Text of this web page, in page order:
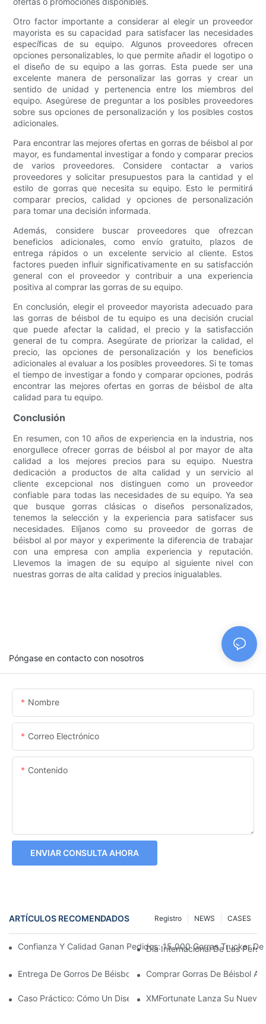
Otro factor importante a considerar al elegir un proveedor
mayorista es su capacidad para satisfacer las necesidades
específicas de su equipo. Algunos proveedores ofrecen
opciones personalizables, lo que permite añadir el logotipo o
el diseño de su equipo a las gorras. Esta puede ser una
excelente manera de personalizar las gorras y crear un
sentido de unidad y pertenencia entre los miembros del
equipo. Asegúrese de preguntar a los posibles proveedores
sobre sus opciones de personalización y los posibles costos
adicionales.
Para encontrar las mejores ofertas en gorras de béisbol al por
mayor, es fundamental investigar a fondo y comparar precios
de varios proveedores. Considere contactar a varios
proveedores y solicitar presupuestos para la cantidad y el
estilo de gorras que necesita su equipo. Esto le permitirá
comparar precios, calidad y opciones de personalización
para tomar una decisión informada.
Además, considere buscar proveedores que ofrezcan
beneficios adicionales, como envío gratuito, plazos de
entrega rápidos o un excelente servicio al cliente. Estos
factores pueden influir significativamente en su satisfacción
general con el proveedor y contribuir a una experiencia
positiva al comprar las gorras de su equipo.
En conclusión, elegir el proveedor mayorista adecuado para
las gorras de béisbol de tu equipo es una decisión crucial
que puede afectar la calidad, el precio y la satisfacción
general de tu compra. Asegúrate de priorizar la calidad, el
precio, las opciones de personalización y los beneficios
adicionales al evaluar a los posibles proveedores. Si te tomas
el tiempo de investigar a fondo y comparar opciones, podrás
encontrar las mejores ofertas en gorras de béisbol de alta
calidad para tu equipo.
Conclusión
En resumen, con 10 años de experiencia en la industria, nos
enorgullece ofrecer gorras de béisbol al por mayor de alta
calidad a los mejores precios para su equipo. Nuestra
dedicación a productos de alta calidad y un servicio al
cliente excepcional nos distinguen como un proveedor
confiable para todas las necesidades de su equipo. Ya sea
que busque gorras clásicas o diseños personalizados,
tenemos la selección y la experiencia para satisfacer sus
necesidades. Elíjanos como su proveedor de gorras de
béisbol al por mayor y experimente la diferencia de trabajar
con una empresa con amplia experiencia y reputación.
Llevemos la imagen de su equipo al siguiente nivel con
nuestras gorras de alta calidad y precios inigualables.
Póngase en contacto con nosotros
Nombre
Correo Electrónico
Contenido
ENVIAR CONSULTA AHORA
ARTÍCULOS RECOMENDADOS CASES
NEWS
Registro
Confianza Y Calidad Ganan Pedidos: 15.000 Gorras Trucker
Día Internacional De Las
Entrega De Gorros De Béisbol A MedidaComprar Gorras De Béisbol
Caso Práctico: Cómo Un Diseñador Británico Transformó Un
XMFortunate Lanza Su Nueva